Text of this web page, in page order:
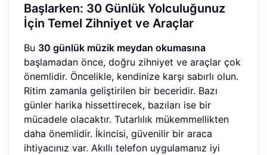
Başlarken: 30 Günlük Yolculuğunuz
İçin Temel Zihniyet ve Araçlar
Bu 30 günlük müzik meydan okumasına
başlamadan önce, doğru zihniyet ve araçlar çok
önemlidir. Öncelikle, kendinize karşı sabırlı olun.
Ritim zamanla geliştirilen bir beceridir. Bazı
günler harika hissettirecek, bazıları ise bir
mücadele olacaktır. Tutarlılık mükemmellikten
daha önemlidir. İkincisi, güvenilir bir araca
ihtiyacınız var. Akıllı telefon uygulamanız iyi